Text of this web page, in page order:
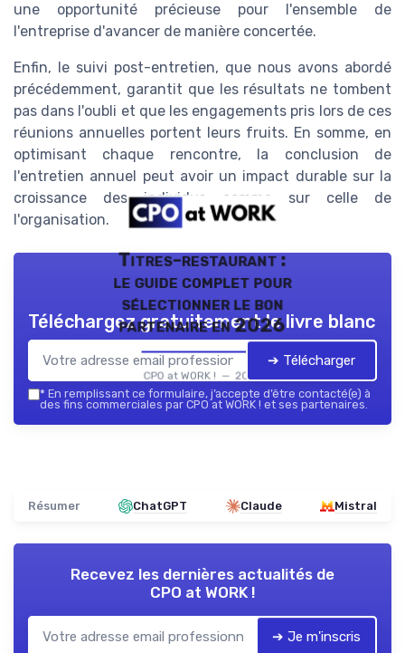
une opportunité précieuse pour l'ensemble de
l'entreprise d'avancer de manière concertée.
Enfin, le suivi post-entretien, que nous avons abordé
précédemment, garantit que les résultats ne tombent
pas dans l'oubli et que les engagements pris lors de ces
réunions annuelles portent leurs fruits. En somme, en
optimisant chaque rencontre, la conclusion de
l'entretien annuel peut avoir un impact durable sur la
croissance des individus comme sur celle de
l'organisation.
Titres-restaurant :
le guide complet pour
sélectionner le bon
partenaire en 2026
CPO at WORK ! — 2026
Téléchargez gratuitement le livre blanc
➔ Télécharger
* En remplissant ce formulaire, j’accepte d’être contacté(e) à
des fins commerciales par CPO at WORK ! et ses partenaires.
Résumer ChatGPT Claude Mistral
Recevez les dernières actualités de
CPO at WORK !
➔ Je m'inscris